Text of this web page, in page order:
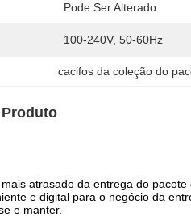
Pode Ser Alterado
100-240V, 50-60Hz
cacifos da coleção do
atrasado da entrega do
e digital para o negócio da
e manter.